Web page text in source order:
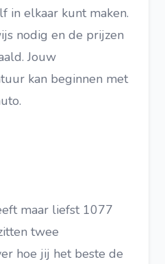
in elkaar kunt maken.
nodig en de prijzen
Jouw
kan beginnen met
maar liefst 1077
twee
hoe jij het beste de